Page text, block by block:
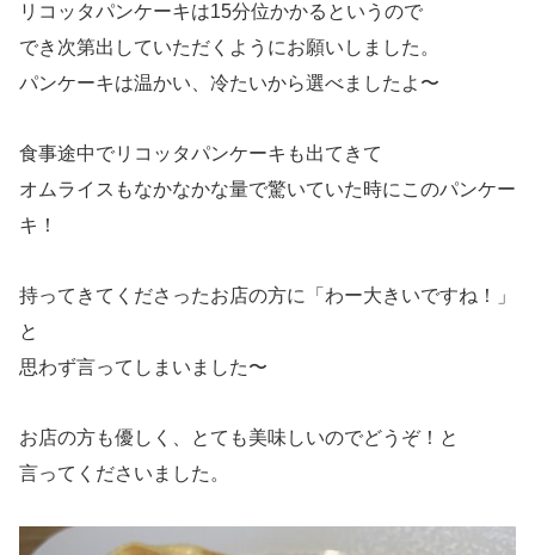
リコッタパンケーキは15分位かかるというので
でき次第出していただくようにお願いしました。
パンケーキは温かい、冷たいから選べましたよ〜
食事途中でリコッタパンケーキも出てきて
オムライスもなかなかな量で驚いていた時にこのパンケー
キ！
持ってきてくださったお店の方に「わー大きいですね！」
と
思わず言ってしまいました〜
お店の方も優しく、とても美味しいのでどうぞ！と
言ってくださいました。